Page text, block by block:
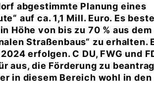
abgestimmte Planung eines
auf ca. 1,1 Mill. Euro. Es
Höhe von bis zu 70 % aus dem
Straßenbaus“ zu erhalten.
erfolgen. C DU, FWG und
aus, die Förderung zu
in diesem Bereich wohl in den